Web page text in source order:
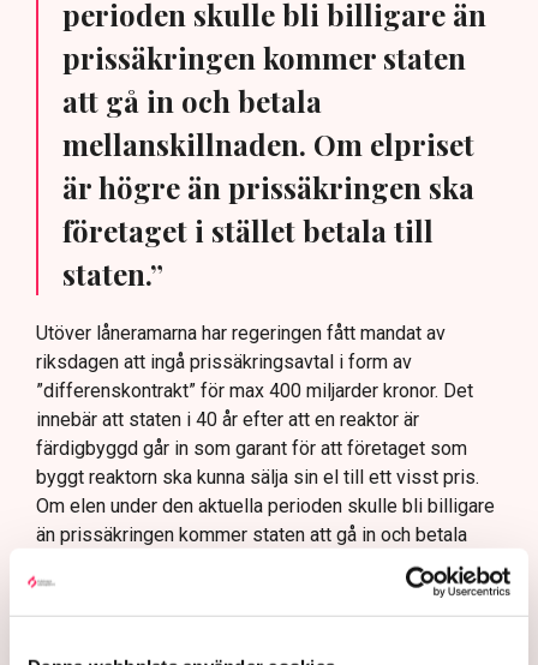
perioden skulle bli billigare än
prissäkringen kommer staten
att gå in och betala
mellanskillnaden. Om elpriset
är högre än prissäkringen ska
företaget i stället betala till
staten.”
Utöver låneramarna har regeringen fått mandat av
riksdagen att ingå prissäkringsavtal i form av
”differenskontrakt” för max 400 miljarder kronor. Det
innebär att staten i 40 år efter att en reaktor är
färdigbyggd går in som garant för att företaget som
byggt reaktorn ska kunna sälja sin el till ett visst pris.
Om elen under den aktuella perioden skulle bli billigare
än prissäkringen kommer staten att gå in och betala
mellanskillnaden. Om elpriset är högre än prissäkringen
ska företaget i stället betala till staten.